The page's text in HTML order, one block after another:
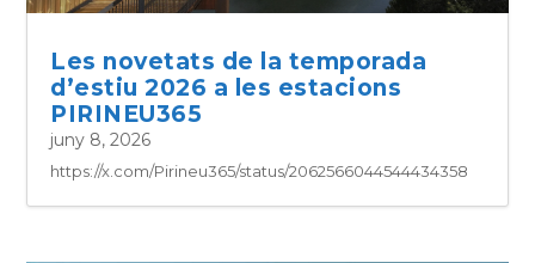
Les novetats de la temporada
d’estiu 2026 a les estacions
PIRINEU365
juny 8, 2026
https://x.com/Pirineu365/status/2062566044544434358